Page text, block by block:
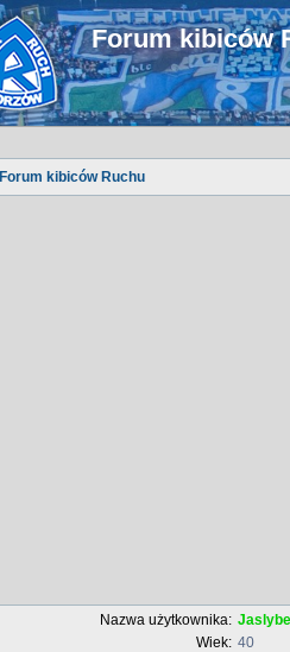
Forum kibiców
Forum kibiców Ruchu
Nazwa użytkownika:
Wiek: 40